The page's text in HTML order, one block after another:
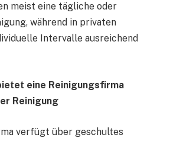
meist eine tägliche oder
während in privaten
Intervalle ausreichend
eine Reinigungsfirma
Reinigung
verfügt über geschultes